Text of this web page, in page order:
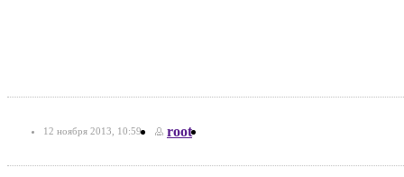
12 ноября 2013, 10:59 root